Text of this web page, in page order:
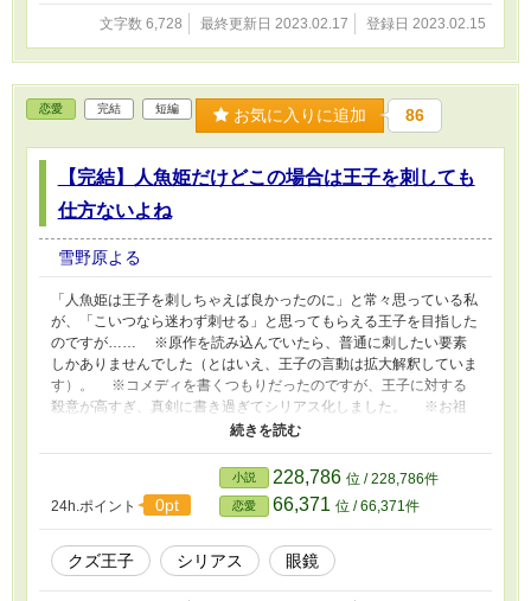
文字数 6,728 最終更新日 2023.02.17 登録日 2023.02.15
恋愛 完結 短編 お気に入りに追加 86
【完結】人魚姫だけどこの場合は王子を刺しても
仕方ないよね
雪野原よる
「人魚姫は王子を刺しちゃえば良かったのに」と常々思っている私
が、「こいつなら迷わず刺せる」と思ってもらえる王子を目指した
のですが…… ※原作を読み込んでいたら、普通に刺したい要素
しかありませんでした（とはいえ、王子の言動は拡大解釈していま
す）。 ※コメディを書くつもりだったのですが、王子に対する
殺意が高すぎ、真剣に書き過ぎてシリアス化しました。 ※お祖
母様とお父様はほぼ原作のキャラを踏襲しているつもりです。
※前後編+後日談が四話。後日談を含めてハッピーエンド。
24h.ポイント 0pt
小説 228,786 位 / 228,786件
恋愛 66,371 位 / 66,371件
クズ王子 シリアス 眼鏡